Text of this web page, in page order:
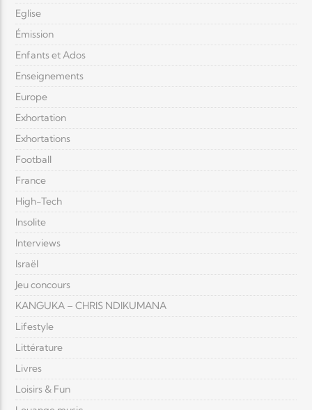
Eglise
Émission
Enfants et Ados
Enseignements
Europe
Exhortation
Exhortations
Football
France
High-Tech
Insolite
Interviews
Israël
Jeu concours
KANGUKA – CHRIS NDIKUMANA
Lifestyle
Littérature
Livres
Loisirs & Fun